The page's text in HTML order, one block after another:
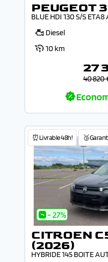
PEUGEOT
BLUE HDI 130 S/S ETA8
Diesel
10 km
27
40 820
⏰Livrable 48h!
- 27%
CITROEN
(2026)
HYBRIDE 145 BOITE